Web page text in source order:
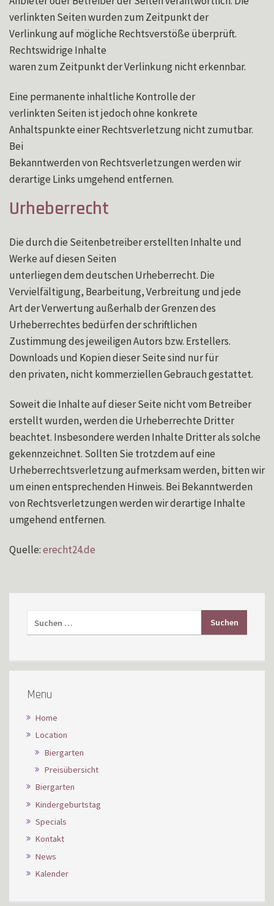
verlinkten Seiten wurden zum Zeitpunkt der
Verlinkung auf mögliche Rechtsverstöße überprüft.
Rechtswidrige Inhalte
waren zum Zeitpunkt der Verlinkung nicht erkennbar.
Eine permanente inhaltliche Kontrolle der
verlinkten Seiten ist jedoch ohne konkrete
Anhaltspunkte einer Rechtsverletzung nicht zumutbar.
Bei
Bekanntwerden von Rechtsverletzungen werden wir
derartige Links umgehend entfernen.
Urheberrecht
Die durch die Seitenbetreiber erstellten Inhalte und
Werke auf diesen Seiten
unterliegen dem deutschen Urheberrecht. Die
Vervielfältigung, Bearbeitung, Verbreitung und jede
Art der Verwertung außerhalb der Grenzen des
Urheberrechtes bedürfen der schriftlichen
Zustimmung des jeweiligen Autors bzw. Erstellers.
Downloads und Kopien dieser Seite sind nur für
den privaten, nicht kommerziellen Gebrauch gestattet.
Soweit die Inhalte auf dieser Seite nicht vom Betreiber
erstellt wurden, werden die Urheberrechte Dritter
beachtet. Insbesondere werden Inhalte Dritter als solche
gekennzeichnet. Sollten Sie trotzdem auf eine
Urheberrechtsverletzung aufmerksam werden, bitten wir
um einen entsprechenden Hinweis. Bei Bekanntwerden
von Rechtsverletzungen werden wir derartige Inhalte
umgehend entfernen.
Quelle:erecht24.de
Menu
Home
Location
Biergarten
Preisübersicht
Biergarten
Kindergeburtstag
Specials
Kontakt
News
Kalender